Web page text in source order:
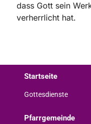
dass Gott sein
verherrlicht hat.
Startseite
Gottesdienste
Pfarrgemeinde